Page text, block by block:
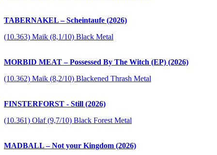
TABERNAKEL – Scheintaufe (2026)
(10.363) Maik (8,1/10) Black Metal
MORBID MEAT – Possessed By The Witch (EP) (2026)
(10.362) Maik (8,2/10) Blackened Thrash Metal
FINSTERFORST - Still (2026)
(10.361) Olaf (9,7/10) Black Forest Metal
MADBALL – Not your Kingdom (2026)